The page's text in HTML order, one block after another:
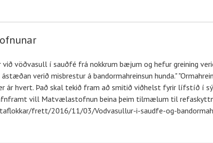
vöðvasull í sauðfé frá nokkrum bæjum og hefur greining
verið misbrestur á bandormahreinsun hunda."
ár hvert. Það skal tekið fram að smitið viðhelst fyrir lífstíð í
vill Matvælastofnun beina þeim tilmælum til
frett/2016/11/03/Vodvasullur-i-saudfe-og-